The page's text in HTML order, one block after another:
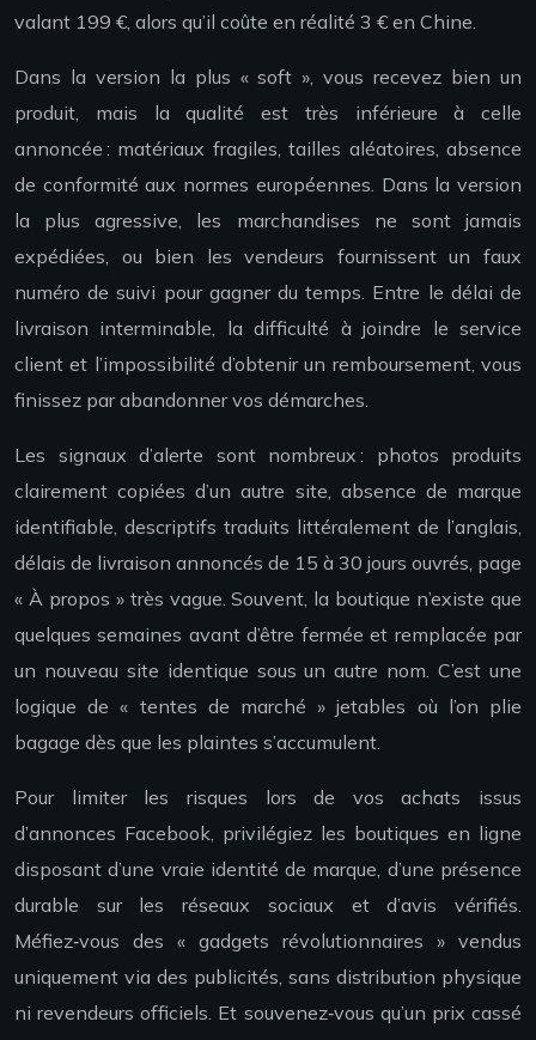
valant 199 €, alors qu’il coûte en réalité 3 € en Chine.
Dans la version la plus « soft », vous recevez bien un
produit, mais la qualité est très inférieure à celle
annoncée : matériaux fragiles, tailles aléatoires, absence
de conformité aux normes européennes. Dans la version
la plus agressive, les marchandises ne sont jamais
expédiées, ou bien les vendeurs fournissent un faux
numéro de suivi pour gagner du temps. Entre le délai de
livraison interminable, la difficulté à joindre le service
client et l’impossibilité d’obtenir un remboursement, vous
finissez par abandonner vos démarches.
Les signaux d’alerte sont nombreux : photos produits
clairement copiées d’un autre site, absence de marque
identifiable, descriptifs traduits littéralement de l’anglais,
délais de livraison annoncés de 15 à 30 jours ouvrés, page
« À propos » très vague. Souvent, la boutique n’existe que
quelques semaines avant d’être fermée et remplacée par
un nouveau site identique sous un autre nom. C’est une
logique de « tentes de marché » jetables où l’on plie
bagage dès que les plaintes s’accumulent.
Pour limiter les risques lors de vos achats issus
d’annonces Facebook, privilégiez les boutiques en ligne
disposant d’une vraie identité de marque, d’une présence
durable sur les réseaux sociaux et d’avis vérifiés.
Méfiez‑vous des « gadgets révolutionnaires » vendus
uniquement via des publicités, sans distribution physique
ni revendeurs officiels. Et souvenez‑vous qu’un prix cassé